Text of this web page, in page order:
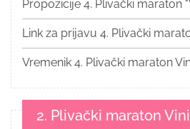
Propozicije 4. Plivački maraton
Link za prijavu 4. Plivački
Vremenik 4. Plivački maraton
2. Plivački maraton